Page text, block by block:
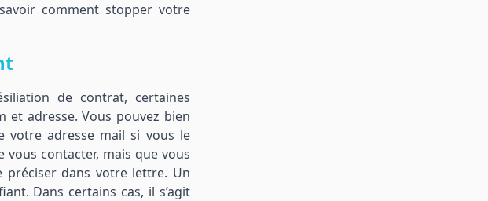
comment stopper votre
de contrat, certaines
et adresse. Vous pouvez bien
adresse mail si vous le
vous contacter, mais que vous
préciser dans votre lettre. Un
Dans certains cas, il s’agit